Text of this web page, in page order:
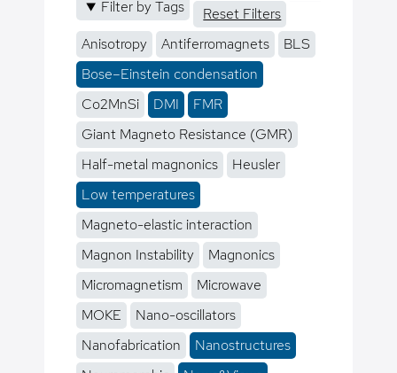
Filter by Tags
Reset Filters
Anisotropy
Antiferromagnets
BLS
Bose–Einstein condensation
Co2MnSi
DMI
FMR
Giant Magneto Resistance (GMR)
Half-metal magnonics
Heusler
Low temperatures
Magneto-elastic interaction
Magnon Instability
Magnonics
Micromagnetism
Microwave
MOKE
Nano-oscillators
Nanofabrication
Nanostructures